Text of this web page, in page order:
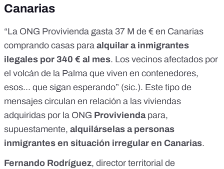
Canarias
“La ONG Provivienda gasta 37 M de € en Canarias
comprando casas para alquilar a inmigrantes
ilegales por 340 € al mes. Los vecinos afectados por
el volcán de la Palma que viven en contenedores,
esos... que sigan esperando” (sic.). Este tipo de
mensajes circulan en relación a las viviendas
adquiridas por la ONG Provivienda para,
supuestamente, alquilárselas a personas
inmigrantes en situación irregular en Canarias.
Fernando Rodríguez, director territorial de